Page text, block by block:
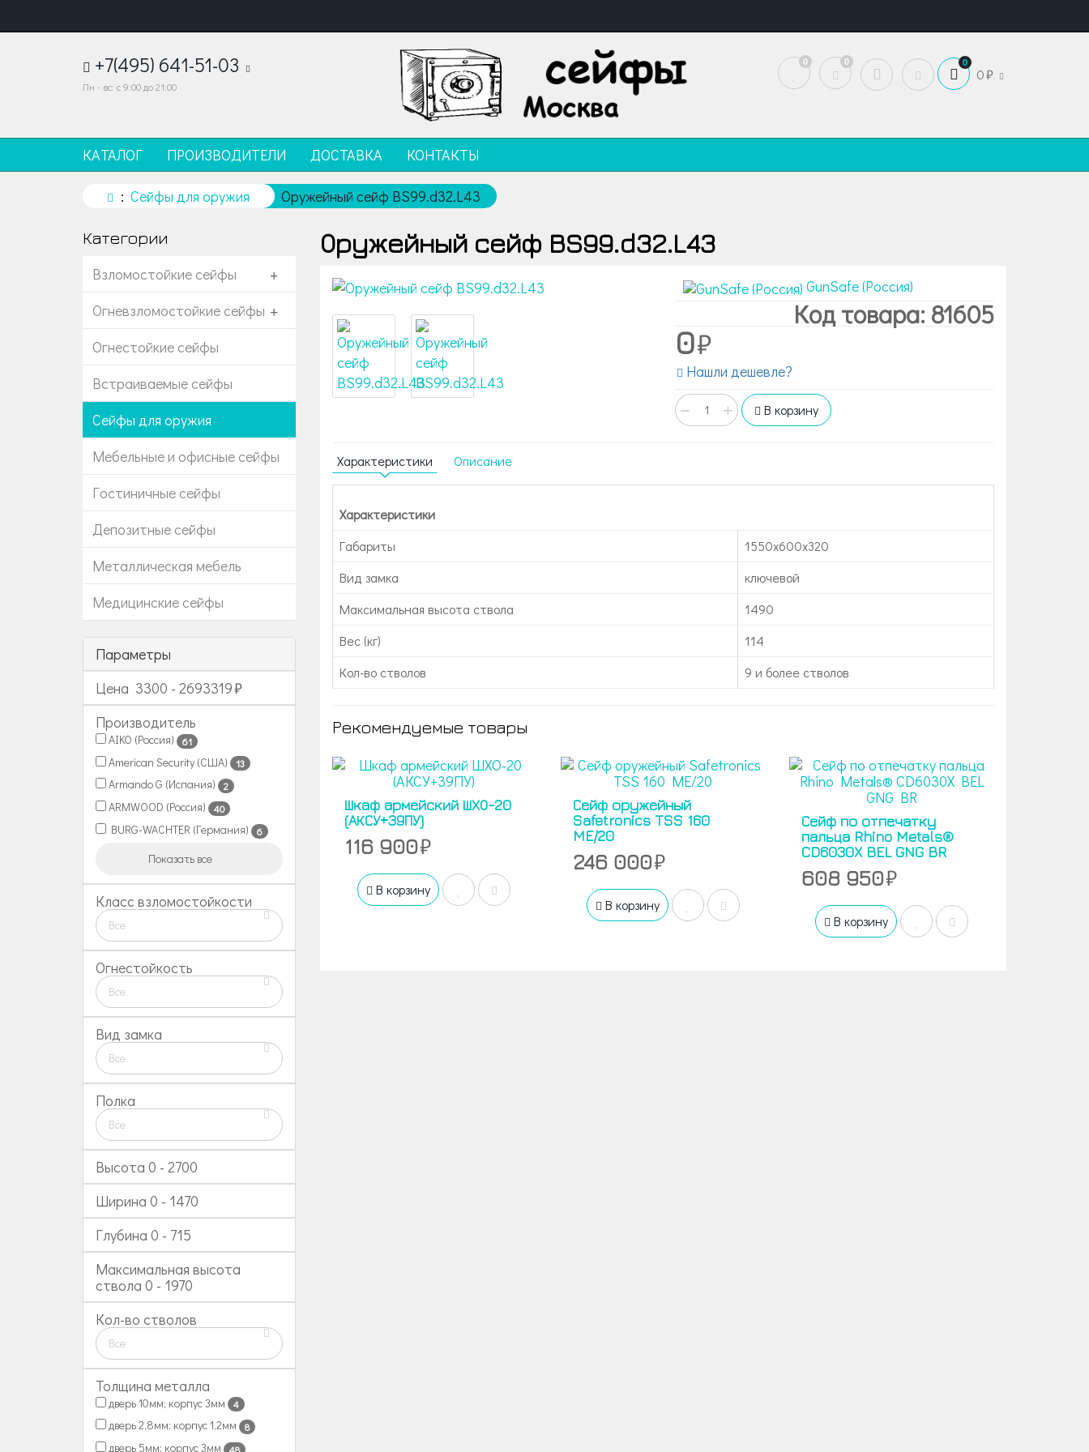
+7(495) 641-51-03
Пн - вс: с 9:00 до 21:00
0 0 0
0
КАТАЛОГ ПРОИЗВОДИТЕЛИ ДОСТАВКА КОНТАКТЫ
Сейфы для оружия Оружейный сейф BS99.d32.L43
Категории
Взломостойкие сейфы +
Огневзломостойкие сейфы +
Огнестойкие сейфы
Встраиваемые сейфы
Сейфы для оружия
Мебельные и офисные сейфы
Гостиничные сейфы
Депозитные сейфы
Металлическая мебель
Медицинские сейфы
Параметры
Цена 3300 - 2693319
Производитель
AIKO (Россия) 61
American Security (США) 13
Armando G (Испания) 2
ARMWOOD (Россия) 40
BURG-WACHTER (Германия) 6
Показать все
Класс взломостойкости
Все
Огнестойкость
Все
Вид замка
Все
Полка
Все
Высота 0 - 2700
Ширина 0 - 1470
Глубина 0 - 715
Максимальная высота
ствола 0 - 1970
Кол-во стволов
Все
Толщина металла
дверь 10мм; корпус 3мм 4
дверь 2,8мм; корпус 1,2мм 8
дверь 5мм; корпус 3мм 48
Оружейный сейф BS99.d32.L43
GunSafe (Россия)
Код товара: 81605
0
Нашли дешевле?
− + В корзину
Характеристики Описание
Характеристики
Габариты
1550x600x320
Вид замка
ключевой
Максимальная высота ствола
1490
Вес (кг)
114
Кол-во стволов
9 и более стволов
Рекомендуемые товары
Шкаф армейский ШХО-20
(АКСУ+39ПУ)
116 900
В корзину
Сейф оружейный
Safetronics TSS 160
ME/20
246 000
В корзину
Сейф по отпечатку
пальца Rhino Metals®
CD6030X BEL GNG BR
608 950
В корзину